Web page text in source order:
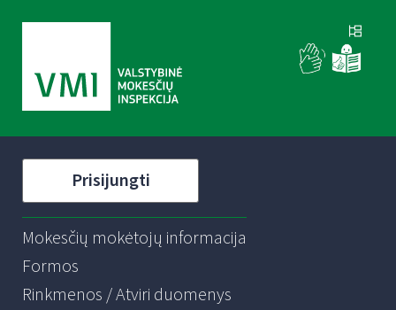
Prisijungti
Mokesčių mokėtojų informacija
Formos
Rinkmenos / Atviri duomenys